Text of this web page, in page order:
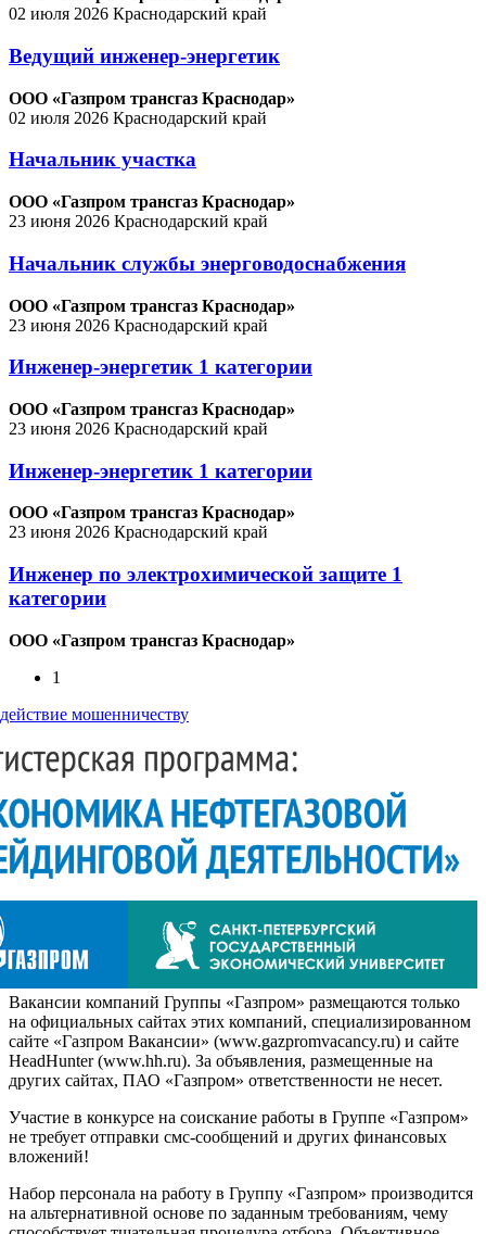
02 июля 2026 Краснодарский край
Ведущий инженер-энергетик
ООО «Газпром трансгаз Краснодар»
02 июля 2026 Краснодарский край
Начальник участка
ООО «Газпром трансгаз Краснодар»
23 июня 2026 Краснодарский край
Начальник службы энерговодоснабжения
ООО «Газпром трансгаз Краснодар»
23 июня 2026 Краснодарский край
Инженер-энергетик 1 категории
ООО «Газпром трансгаз Краснодар»
23 июня 2026 Краснодарский край
Инженер-энергетик 1 категории
ООО «Газпром трансгаз Краснодар»
23 июня 2026 Краснодарский край
Инженер по электрохимической защите 1
категории
ООО «Газпром трансгаз Краснодар»
1
мошенничеству
Вакансии компаний Группы «Газпром» размещаются только
на официальных сайтах этих компаний, специализированном
сайте «Газпром Вакансии» (www.gazpromvacancy.ru) и сайте
HeadHunter (www.hh.ru). За объявления, размещенные на
других сайтах, ПАО «Газпром» ответственности не несет.
Участие в конкурсе на соискание работы в Группе «Газпром»
не требует отправки смс-сообщений и других финансовых
вложений!
Набор персонала на работу в Группу «Газпром» производится
на альтернативной основе по заданным требованиям, чему